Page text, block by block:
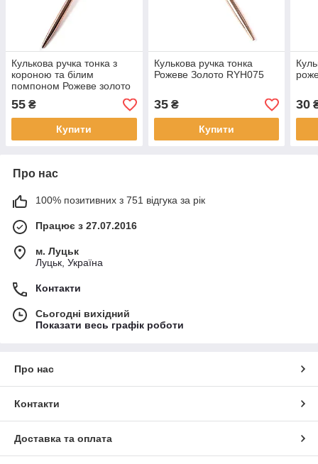
Кулькова ручка тонка з
короною та білим
помпоном Рожеве золото
RYH131
55 ₴
Купити
Кулькова ручка тонка
Рожеве Золото RYH075
35₴
Купити
30
Про нас
100% позитивних з 751 відгука за рік
Працює з 27.07.2016
м. Луцьк
Луцьк, Україна
Контакти
Сьогодні вихідний
Показати весь графік роботи
Про нас
Контакти
Доставка та оплата